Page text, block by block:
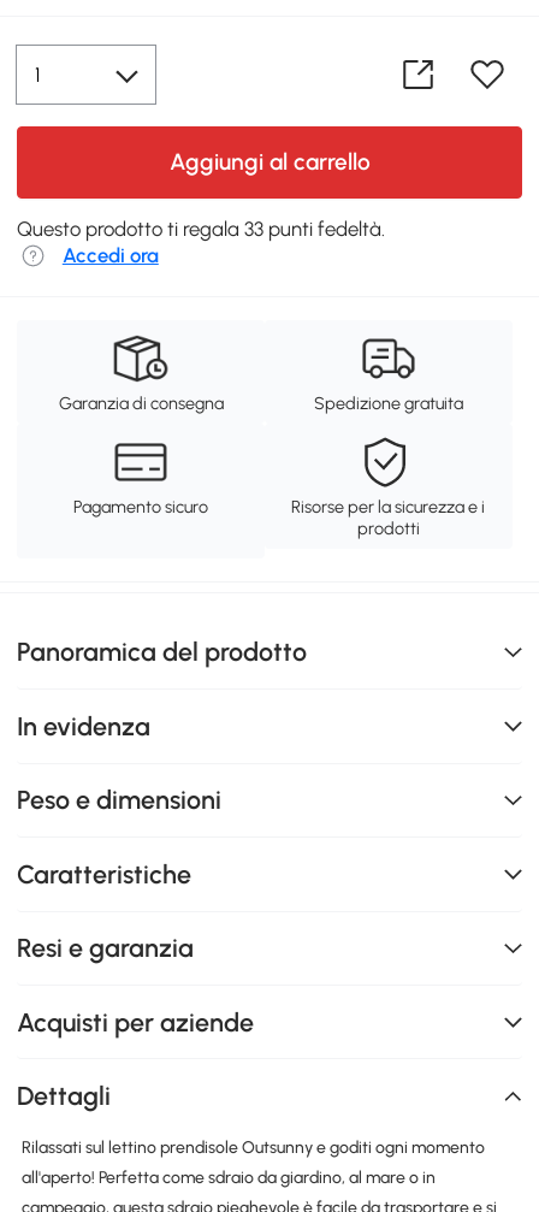
Aggiungi al carrello
Questo prodotto ti regala 33 punti fedeltà.
Accedi ora
Garanzia di consegna Spedizione gratuita
Pagamento sicuro
Risorse per la sicurezza e i
prodotti
Panoramica del prodotto
In evidenza
Peso e dimensioni
Caratteristiche
Resi e garanzia
Acquisti per aziende
Dettagli
Rilassati sul lettino prendisole Outsunny e goditi ogni momento
all'aperto! Perfetta come sdraio da giardino, al mare o in
campeggio, questa sdraio pieghevole è facile da trasportare e si